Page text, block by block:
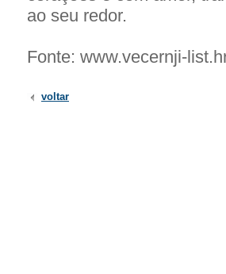
ao seu redor.
Fonte: www.vecernji-
voltar